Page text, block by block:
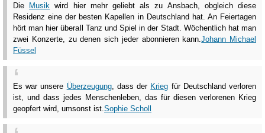
Die Musik wird hier mehr geliebt als zu Ansbach, obgleich diese
Residenz eine der besten Kapellen in Deutschland hat. An Feiertagen
hört man hier überall Tanz und Spiel in der Stadt. Wöchentlich hat man
zwei Konzerte, zu denen sich jeder abonnieren kann.Johann Michael
Füssel
Es war unsere Überzeugung, dass der Krieg für Deutschland verloren
ist, und dass jedes Menschenleben, das für diesen verlorenen Krieg
geopfert wird, umsonst ist.Sophie Scholl